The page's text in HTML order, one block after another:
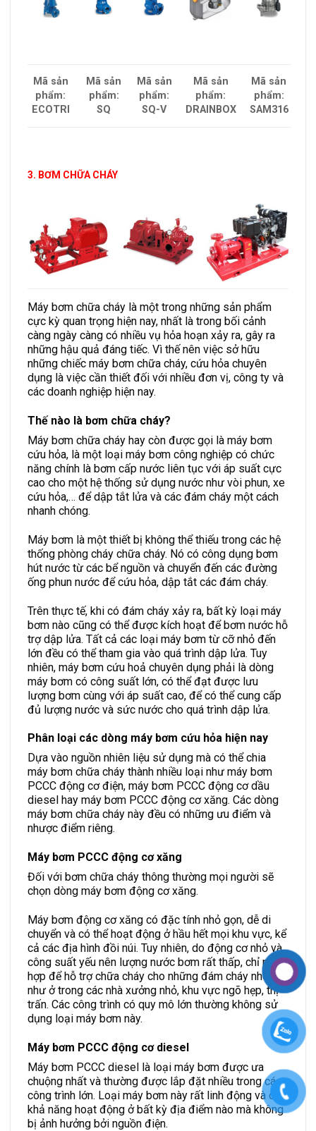
Mã sản
phẩm:
ECOTRI
Mã sản
phẩm:
SQ
Mã sản
phẩm:
SQ-V
Mã sản
phẩm:
DRAINBOX
Mã sản
phẩm:
SAM316
3. BƠM CHỮA CHÁY
Máy bơm chữa cháy là một trong những sản phẩm
cực kỳ quan trọng hiện nay, nhất là trong bối cảnh
càng ngày càng có nhiều vụ hỏa hoạn xảy ra, gây ra
những hậu quả đáng tiếc. Vì thế nên việc sở hữu
những chiếc máy bơm chữa cháy, cứu hỏa chuyên
dụng là việc cần thiết đối với nhiều đơn vị, công ty và
các doanh nghiệp hiện nay.
Thế nào là bơm chữa cháy?
Máy bơm chữa cháy hay còn được gọi là máy bơm
cứu hỏa, là một loại máy bơm công nghiệp có chức
năng chính là bơm cấp nước liên tục với áp suất cực
cao cho một hệ thống sử dụng nước như vòi phun, xe
cứu hỏa,… để dập tắt lửa và các đám cháy một cách
nhanh chóng.
Máy bơm là một thiết bị không thể thiếu trong các hệ
thống phòng cháy chữa cháy. Nó có công dụng bơm
hút nước từ các bể nguồn và chuyển đến các đường
ống phun nước để cứu hỏa, dập tắt các đám cháy.
Trên thực tế, khi có đám cháy xảy ra, bất kỳ loại máy
bơm nào cũng có thể được kích hoạt để bơm nước hỗ
trợ dập lửa. Tất cả các loại máy bơm từ cỡ nhỏ đến
lớn đều có thể tham gia vào quá trình dập lửa. Tuy
nhiên, máy bơm cứu hoả chuyên dụng phải là dòng
máy bơm có công suất lớn, có thể đạt được lưu
lượng bơm cùng với áp suất cao, để có thể cung cấp
đủ lượng nước và sức nước cho quá trình dập lửa.
Phân loại các dòng máy bơm cứu hỏa hiện nay
Dựa vào nguồn nhiên liệu sử dụng mà có thể chia
máy bơm chữa cháy thành nhiều loại như máy bơm
PCCC động cơ điện, máy bơm PCCC động cơ dầu
diesel hay máy bơm PCCC động cơ xăng. Các dòng
máy bơm chữa cháy này đều có những ưu điểm và
nhược điểm riêng.
Máy bơm PCCC động cơ xăng
Đối với bơm chữa cháy thông thường mọi người sẽ
chọn dòng máy bơm động cơ xăng.
Máy bơm động cơ xăng có đặc tính nhỏ gọn, dễ di
chuyển và có thể hoạt động ở hầu hết mọi khu vực, kể
cả các địa hình đồi núi. Tuy nhiên, do động cơ nhỏ và
công suất yếu nên lượng nước bơm rất thấp, chỉ phù
hợp để hỗ trợ chữa cháy cho những đám cháy nhỏ,
như ở trong các nhà xưởng nhỏ, khu vực ngõ hẹp, thị
trấn. Các công trình có quy mô lớn thường không sử
dụng loại máy bơm này.
Máy bơm PCCC động cơ diesel
Máy bơm PCCC diesel là loại máy bơm được ưa
chuộng nhất và thường được lắp đặt nhiều trong các
công trình lớn. Loại máy bơm này rất linh động và có
khả năng hoạt động ở bất kỳ địa điểm nào mà không
bị ảnh hưởng bởi nguồn điện.